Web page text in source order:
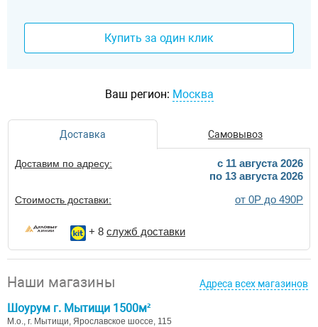
Купить за один клик
Ваш регион: Москва
Доставка Самовывоз
Доставим по адресу:
c 11 августа 2026
по 13 августа 2026
Стоимость доставки: от 0Р до 490Р
+ 8 служб доставки
Наши магазины Адреса всех магазинов
Шоурум г. Мытищи 1500м²
М.о., г. Мытищи, Ярославское шоссе, 115